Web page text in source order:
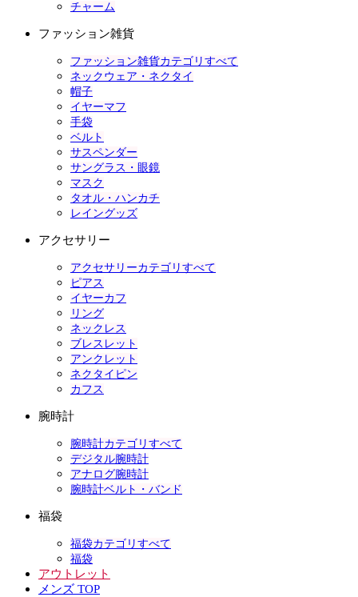
チャーム
ファッション雑貨
ファッション雑貨カテゴリすべて
ネックウェア・ネクタイ
帽子
イヤーマフ
手袋
ベルト
サスペンダー
サングラス・眼鏡
マスク
タオル・ハンカチ
レイングッズ
アクセサリー
アクセサリーカテゴリすべて
ピアス
イヤーカフ
リング
ネックレス
ブレスレット
アンクレット
ネクタイピン
カフス
腕時計
腕時計カテゴリすべて
デジタル腕時計
アナログ腕時計
腕時計ベルト・バンド
福袋
福袋カテゴリすべて
福袋
アウトレット
メンズ TOP